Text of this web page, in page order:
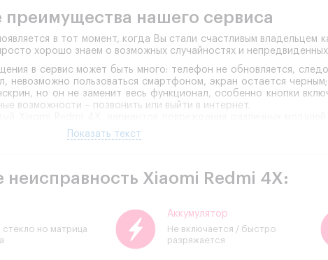
преимущества нашего сервиса
в тот момент, когда Вы стали счастливым владельцем
хорошо знаем о возможных случайностях и непредвиденных
в сервис может быть много: телефон не обновляется,
невозможно пользоваться смартфоном, экран остается
но он не заменит весь функционал, особенно кнопки
возможности – позвонить или выйти в интернет.
центр нашей компании. Мы предоставим не только
приятную атмосферу офиса и другие существенные
Специалисты нашей компании имея профильную подготовку и
обучения и ежедневной работы. Любую проблему
ремонт Сяоми Редми 4Х можно только в том случае,
оборудование высокого класса. Именно таким
Показать текст
неисправность Xiaomi Redmi 4X:
стекло но матрица
Аккумулятор
Не включается / быстро
разряжается